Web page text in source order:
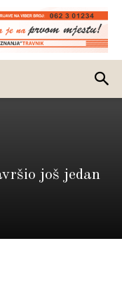
još jedan